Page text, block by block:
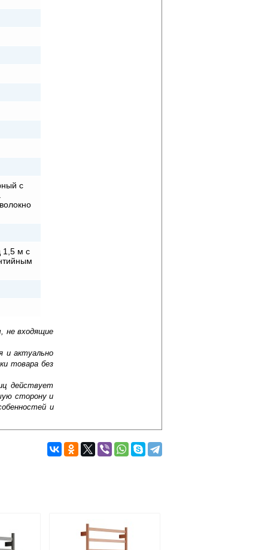
с
1,5 м с
не входящие
и актуально
товара без
действует
сторону и
и
Подробнее об оплате